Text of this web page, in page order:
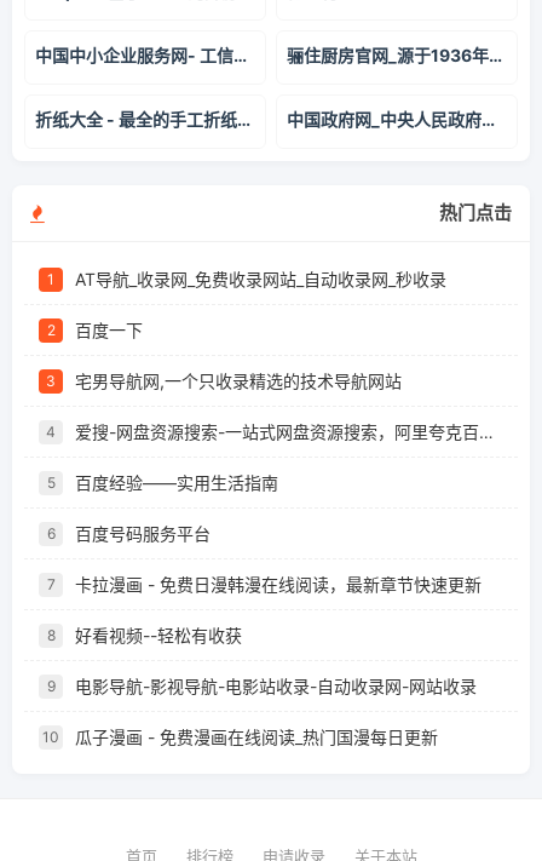
中国中小企业服务网- 工信部中小企业综合服务平台 骊住厨房官网_源于1936年_来自日本的高端橱柜品牌
折纸大全 - 最全的手工折纸教程 中国政府网_中央人民政府门户网站
热门点击
1 AT导航_收录网_免费收录网站_自动收录网_秒收录
2 百度一下
3 宅男导航网,一个只收录精选的技术导航网站
4 爱搜-网盘资源搜索-一站式网盘资源搜索，阿里夸克百度迅雷UC全聚合
5 百度经验——实用生活指南
6 百度号码服务平台
7 卡拉漫画 - 免费日漫韩漫在线阅读，最新章节快速更新
8 好看视频--轻松有收获
9 电影导航-影视导航-电影站收录-自动收录网-网站收录
10 瓜子漫画 - 免费漫画在线阅读_热门国漫每日更新
首页 排行榜 申请收录 关于本站